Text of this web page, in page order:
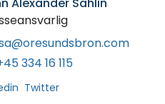
334 16 115
Twitter